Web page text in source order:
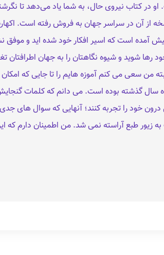
او در کتاب نیروی حال، به شما یاد می‌دهد تا
ترجمه شده و میلیون‌ ها نسخه از آن در سراسر جهان به‌ فروش رفته‌ است.
آمده‌ است که اسیر افکار خود شده‌ اید و موفق
رها شوید و شیوه نگاهتان را به جهان اطرافتان
سعی می کنم آموزه‌ هایم را تا جایی که امکان
سال گذشته بوده است. می‌ دانم که کلمات
خود را تجربه کنند؛ آنهایی که سوال های
طبع آراسته نمی‌ شد. من اطمینان دارم که